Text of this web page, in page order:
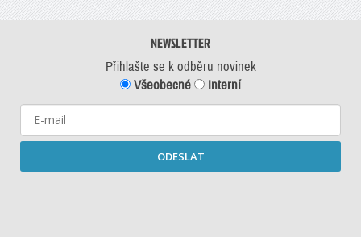
NEWSLETTER
Přihlašte se k odběru novinek
Všeobecné
Interní
ODESLAT